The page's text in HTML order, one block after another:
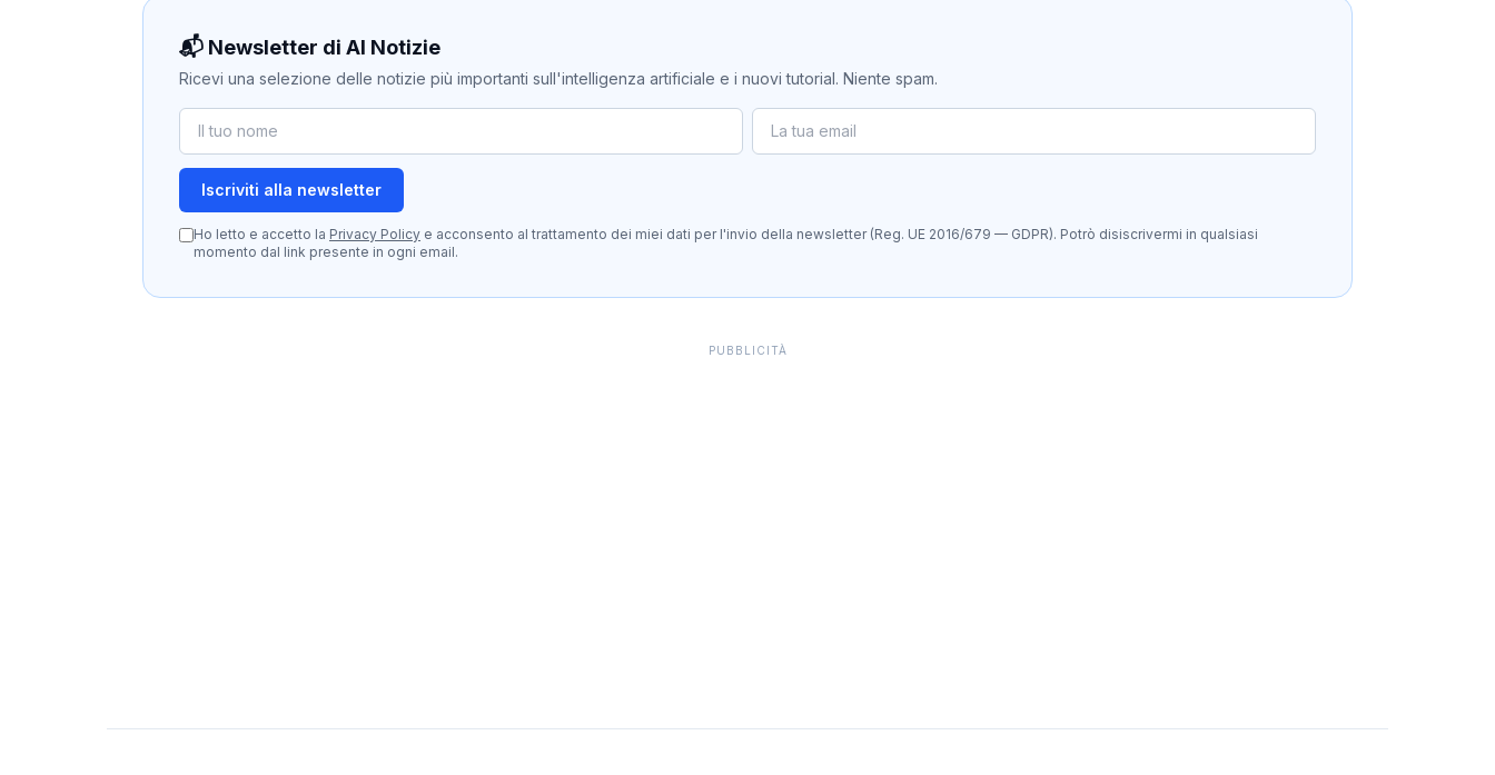
📬 Newsletter di AI Notizie
Ricevi una selezione delle notizie più importanti sull'intelligenza artificiale e i nuovi tutorial. Niente spam.
Iscriviti alla newsletter
Ho letto e accetto la Privacy Policy e acconsento al trattamento dei miei dati per l'invio della newsletter (Reg. UE 2016/679 — GDPR). Potrò disiscrivermi in qualsiasi
momento dal link presente in ogni email.
PUBBLICITÀ